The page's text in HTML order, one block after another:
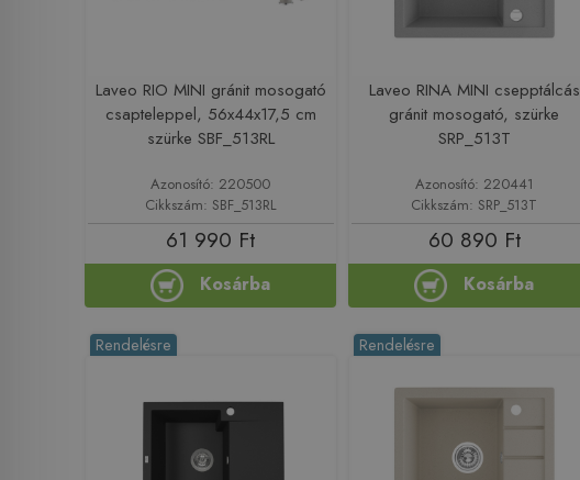
Laveo RIO MINI gránit mosogató
csapteleppel, 56x44x17,5 cm
szürke SBF_513RL
Azonosító: 220500
Cikkszám: SBF_513RL
61 990 Ft
Kosárba
Laveo RINA MINI csepptálcás
gránit mosogató, szürke
SRP_513T
Azonosító: 220441
Cikkszám: SRP_513T
60 890 Ft
Kosárba
Rendelésre Rendelésre